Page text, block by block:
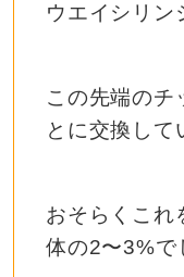
ウエイシリン
この先端の
とに交換して
おそらくこれ
体の2〜3%で